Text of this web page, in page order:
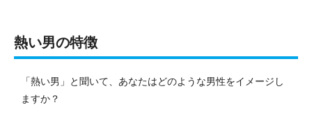
熱い男の特徴
「熱い男」と聞いて、あなたはどのような男性をイメージし
ますか？